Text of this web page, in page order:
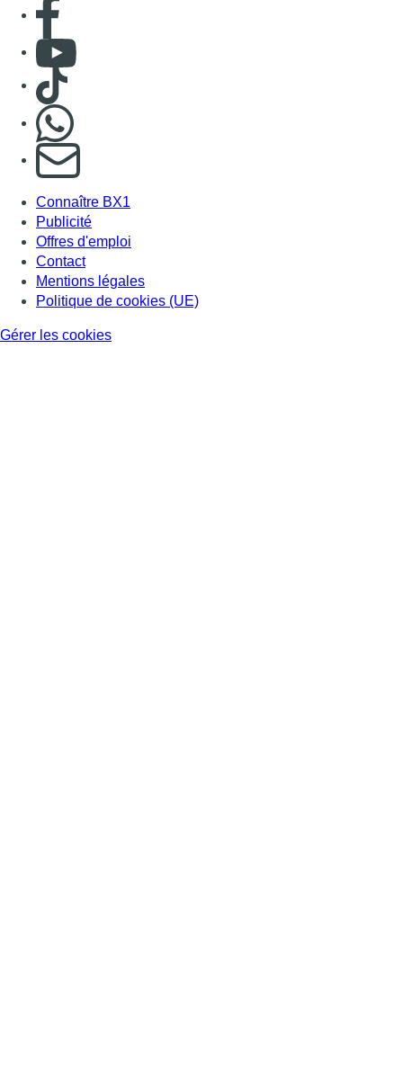
Consulter Youtube
Consulter TikTok
S'abonner à notre newsletter
Connaître BX1
Publicité
Offres d'emploi
Contact
Mentions légales
Politique de cookies (UE)
Gérer les cookies